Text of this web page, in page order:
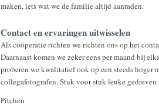
maken, iets wat we de familie altijd aanraden.
Contact en ervaringen uitwisselen
Als coöperatie richten we richten ons op het
Daarnaast komen we zeker eens per maand bij
proberen we kwalitatief ook op een steeds hoger
collegafotografen. Stuk voor stuk leuke
Pitchen